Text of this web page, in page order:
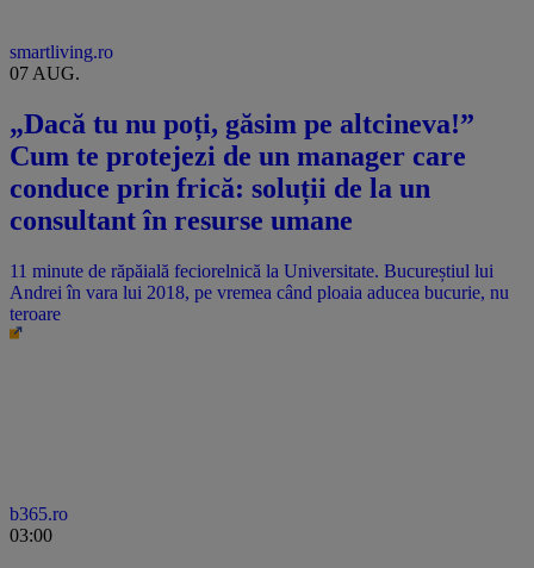
smartliving.ro
07 AUG.
„Dacă tu nu poți, găsim pe altcineva!”
Cum te protejezi de un manager care
conduce prin frică: soluții de la un
consultant în resurse umane
11 minute de răpăială feciorelnică la Universitate. Bucureștiul lui
Andrei în vara lui 2018, pe vremea când ploaia aducea bucurie, nu
teroare
b365.ro
03:00